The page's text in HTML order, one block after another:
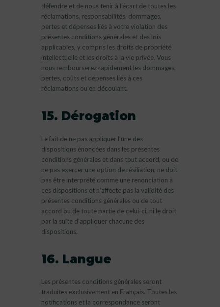
défendre et de nous tenir à l’écart de toutes les
réclamations, responsabilités, dommages,
pertes et dépenses liés à votre violation des
présentes conditions générales et des lois
applicables, y compris les droits de propriété
intellectuelle et les droits à la vie privée. Vous
nous rembourserez rapidement les dommages,
pertes, coûts et dépenses liés à ces
réclamations ou en découlant.
15. Dérogation
Le fait de ne pas appliquer l’une des
dispositions énoncées dans les présentes
conditions générales et dans tout accord, ou de
ne pas exercer une option de résiliation, ne doit
pas être interprété comme une renonciation à
ces dispositions et n’affecte pas la validité des
présentes conditions générales ou de tout
accord ou de toute partie de celui-ci, ni le droit
par la suite d’appliquer chacune des
dispositions.
16. Langue
Les présentes conditions générales seront
traduites exclusivement en Français. Toutes les
notifications et la correspondance seront